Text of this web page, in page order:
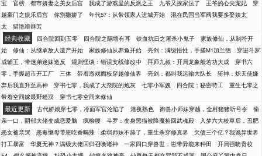
宝
官榜 都市娇妻之美女后宫 我成了游戏里的反派之王 九爷又挨家法了 王爷的心尖宠妃
穿
越豪门之娱乐后宫
你别撒娇了 年代57：从带领家人进城开始
混在民国当军阀我要多娶姨太
太
猎艳谱群芳
经典收藏 四合院回到五零 四合院之隔墙有耳 铁血抗日之屠杀小鬼子
家族修仙，从制符开
始
修仙：从继承敌人遗产开始 家族修仙从养鱼开始 亮剑：满级悟性，手搓M1加兰德
穿进斗罗
成辅王，带迷弟迷妹造反
规则怪谈：错误支线修改中 拜师九叔：开局龙象般若功大成
穿书六
零，手握超市开工厂
三体 带着游戏面板穿越修仙界 亮剑：都叫我运输大队长
斩神：炽天使嫌
弃后我直升至高神
穿书七零，我成了大杂院的炮灰 七零小军嫂 四合院：秘密特工
重生七零之
带着空间嫁最野糙汉
穿书七零空间来修仙
最近更新 古代娇娘穿七零，冷面军官沦陷了 港夜熟色 御兽小师妹穿越，全村猪猪听号令
偷
亲一口，阴郁大佬变成恋爱脑
疯柳腰 斗罗：变身黑猫被降魔捡回武魂殿
入梦六大校草后，丑肥
恶女被亲哭
恶毒继母带崽吃香喝辣 柔弱师妹不舔了，重生杀穿修真界
欠债三个亿？我诡异世界
打工暴富
华夏无神？满级大佬回归召唤诸神 一家四口穿兽世，崽带异能来种田
开局强吻贵校